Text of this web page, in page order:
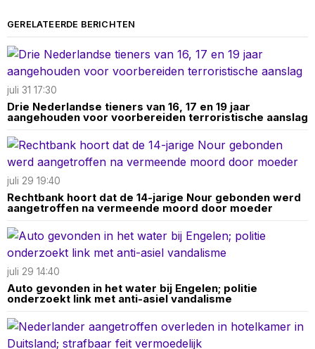
GERELATEERDE BERICHTEN
juli 31 17:30
Drie Nederlandse tieners van 16, 17 en 19 jaar
aangehouden voor voorbereiden terroristische aanslag
juli 29 19:40
Rechtbank hoort dat de 14-jarige Nour gebonden werd
aangetroffen na vermeende moord door moeder
juli 29 14:40
Auto gevonden in het water bij Engelen; politie
onderzoekt link met anti-asiel vandalisme